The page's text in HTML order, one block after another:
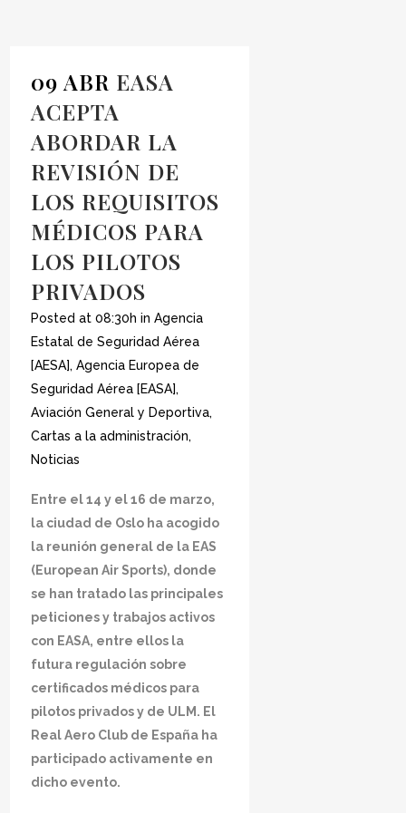
09 ABR EASA
ACEPTA
ABORDAR LA
REVISIÓN DE
LOS REQUISITOS
MÉDICOS PARA
LOS PILOTOS
PRIVADOS
Posted at 08:30h inAgencia
Estatal de Seguridad Aérea
[AESA],Agencia Europea de
Seguridad Aérea [EASA],
Aviación General y Deportiva,
Cartas a la administración,
Noticias
Entre el 14 y el 16 de marzo,
la ciudad de Oslo ha acogido
la reunión general de la EAS
(European Air Sports), donde
se han tratado las principales
peticiones y trabajos activos
con EASA, entre ellos la
futura regulación sobre
certificados médicos para
pilotos privados y de ULM. El
Real Aero Club de España ha
participado activamente en
dicho evento.